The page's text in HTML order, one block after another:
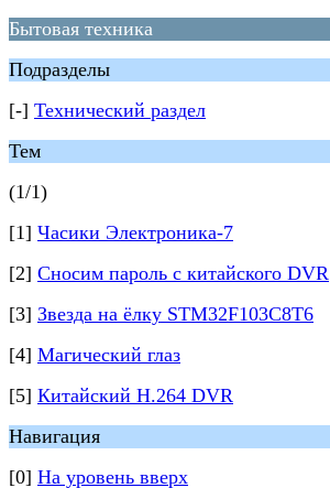
Бытовая техника
Подразделы
[-] Технический раздел
Тем
(1/1)
[1] Часики Электроника-7
[2] Сносим пароль с китайского DVR
[3] Звезда на ёлку STM32F103C8T6
[4] Магический глаз
[5] Китайский H.264 DVR
Навигация
[0] На уровень вверх